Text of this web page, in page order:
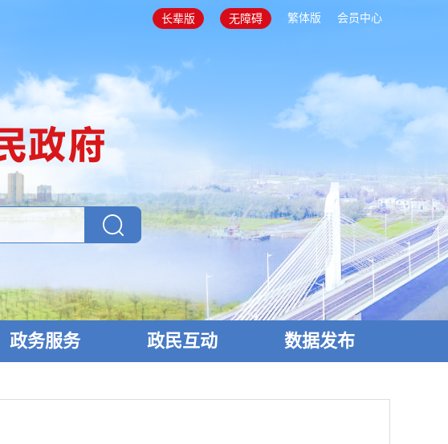
长辈版 无障碍 繁体版 会员中心
政务服务 政民互动 数据发布